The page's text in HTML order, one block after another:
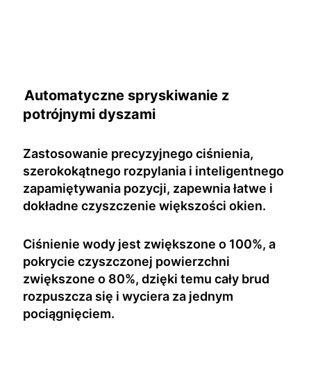
Automatyczne spryskiwanie z
potrójnymi dyszami
Zastosowanie precyzyjnego ciśnienia,
szerokokątnego rozpylania i inteligentnego
zapamiętywania pozycji, zapewnia łatwe i
dokładne czyszczenie większości okien.
Ciśnienie wody jest zwiększone o 100%, a
pokrycie czyszczonej powierzchni
zwiększone o 80%, dzięki temu cały brud
rozpuszcza się i wyciera za jednym
pociągnięciem.